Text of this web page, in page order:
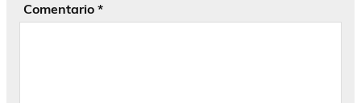
Comentario *